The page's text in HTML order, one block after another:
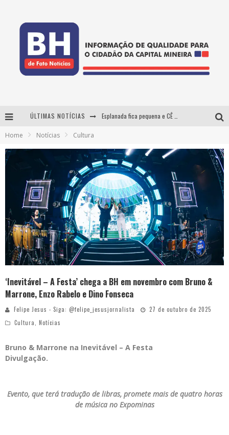
ÚLTIMAS NOTÍCIAS
Usecorp consolida a 'economia do uso' no B2B brasileiro, vira S.A. e impulsiona expansão com novo fundo estruturado
Home Notícias Cultura
‘Inevitável – A Festa’ chega a BH em novembro com Bruno &
Marrone, Enzo Rabelo e Dino Fonseca
Felipe Jesus - Siga: @felipe_jesusjornalista
27 de outubro de 2025
Cultura, Notícias
Bruno & Marrone na Inevitável – A Festa
Divulgação.
Evento, que terá tradução de libras, promete mais de quatro horas
de música no Expominas